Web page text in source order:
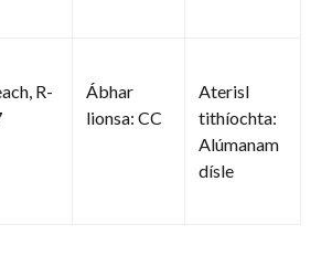
R-
Ábhar
lionsa: CC
Aterisl
tithíochta:
Alúmanam
dísle